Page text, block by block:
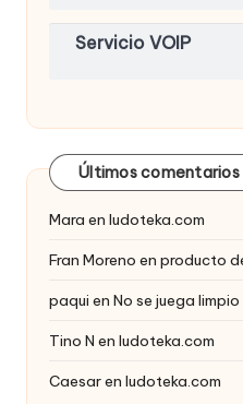
Servicio VOIP
Últimos comentarios
Mara en ludoteka.com
Fran Moreno en producto
paqui en No se juega
Tino N en ludoteka.com
Caesaren ludoteka.com